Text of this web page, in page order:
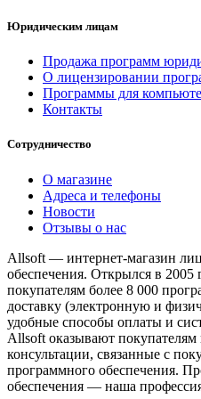
Юридическим лицам
Продажа программ
О лицензировании
Программы для
Контакты
Сотрудничество
О магазине
Адреса и телефоны
Новости
Отзывы о нас
Allsoft — интернет-магазин
обеспечения. Открылся в 2005
покупателям более 8 000
доставку (электронную и
удобные способы оплаты и
Allsoft оказывают покупателям
консультации, связанные с
программного обеспечения.
обеспечения — наша